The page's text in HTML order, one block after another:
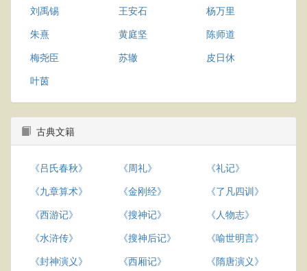
刘禹锡
王安石
杨万里
朱熹
黄庭坚
陈师道
梅尧臣
苏辙
皮日休
叶茵
古典文籍
《吕氏春秋》 《周礼》
《礼记》
《九章算术》
《金刚经》
《了凡四训》
《西游记》
《搜神记》
《人物志》
《水浒传》
《搜神后记》
《喻世明言》
《封神演义》
《西厢记》
《隋唐演义》